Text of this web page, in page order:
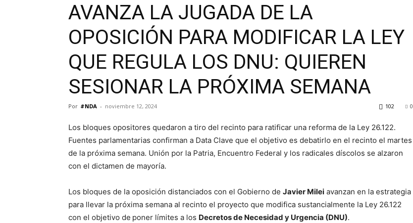
AVANZA LA JUGADA DE LA
OPOSICIÓN PARA MODIFICAR LA LEY
QUE REGULA LOS DNU: QUIEREN
SESIONAR LA PRÓXIMA SEMANA
Por #NDA - noviembre 12, 2024 0
102
Los bloques opositores quedaron a tiro del recinto para ratificar una reforma de la Ley 26.122.
Fuentes parlamentarias confirman a Data Clave que el objetivo es debatirlo en el recinto el martes
de la próxima semana. Unión por la Patria, Encuentro Federal y los radicales díscolos se alzaron
con el dictamen de mayoría.
Los bloques de la oposición distanciados con el Gobierno de Javier Milei avanzan en la estrategia
para llevar la próxima semana al recinto el proyecto que modifica sustancialmente la Ley 26.122
con el objetivo de poner límites a los Decretos de Necesidad y Urgencia (DNU).